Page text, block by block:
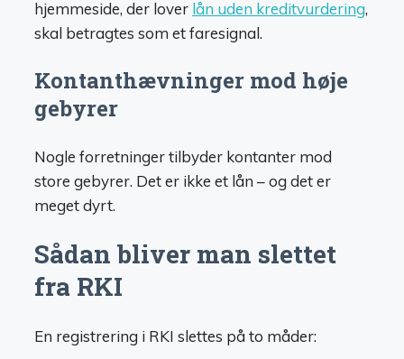
hjemmeside, der lover lån uden kreditvurdering,
skal betragtes som et faresignal.
Kontanthævninger mod høje
gebyrer
Nogle forretninger tilbyder kontanter mod
store gebyrer. Det er ikke et lån – og det er
meget dyrt.
Sådan bliver man slettet
fra RKI
En registrering i RKI slettes på to måder: